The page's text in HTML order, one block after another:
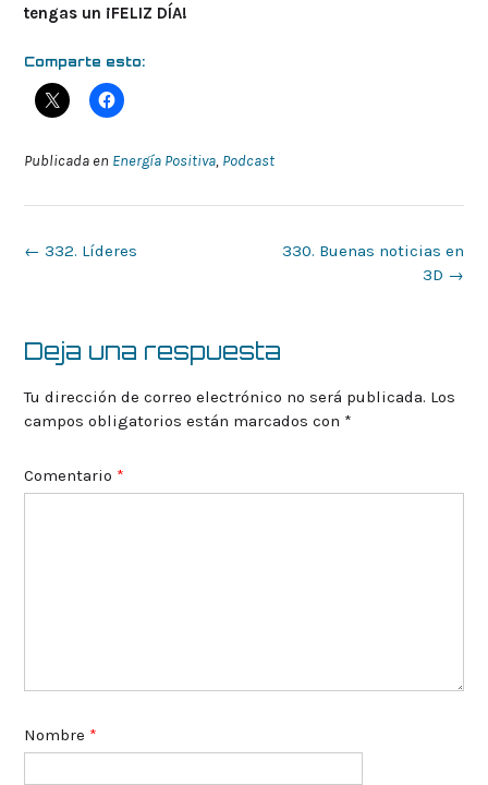
tengas un ¡FELIZ DÍA!
Comparte esto:
Publicada en Energía Positiva, Podcast
Navegación
330. Buenas noticias en
3D →
← 332. Líderes
Deja una respuesta
Tu dirección de correo electrónico no será publicada. Los
campos obligatorios están marcados con *
Comentario *
Nombre *